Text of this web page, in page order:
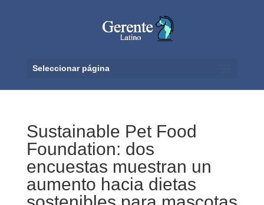
Seleccionar página
Sustainable Pet Food
Foundation: dos
encuestas muestran un
aumento hacia dietas